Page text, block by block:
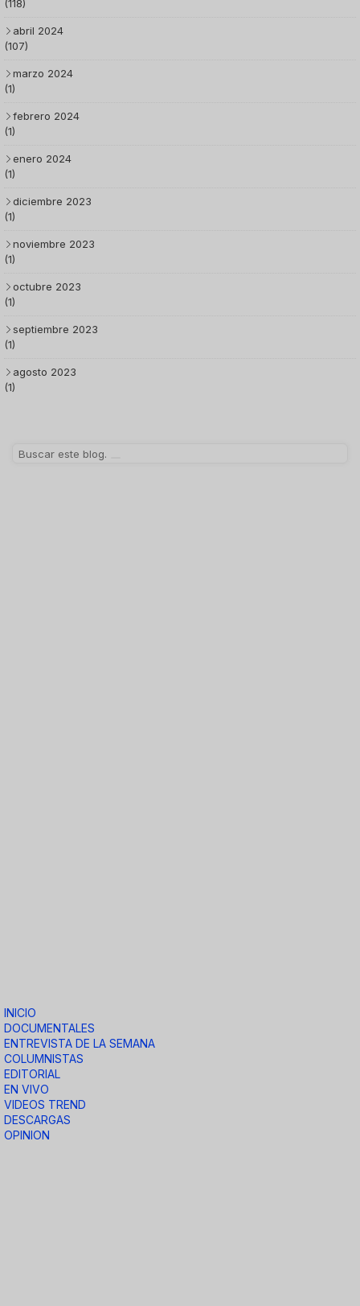
(118)
abril 2024
(107)
marzo 2024
(1)
febrero 2024
(1)
enero 2024
(1)
diciembre 2023
(1)
noviembre 2023
(1)
octubre 2023
(1)
septiembre 2023
(1)
agosto 2023
(1)
INICIO
DOCUMENTALES
ENTREVISTA DE LA SEMANA
COLUMNISTAS
EDITORIAL
EN VIVO
VIDEOS TREND
DESCARGAS
OPINION